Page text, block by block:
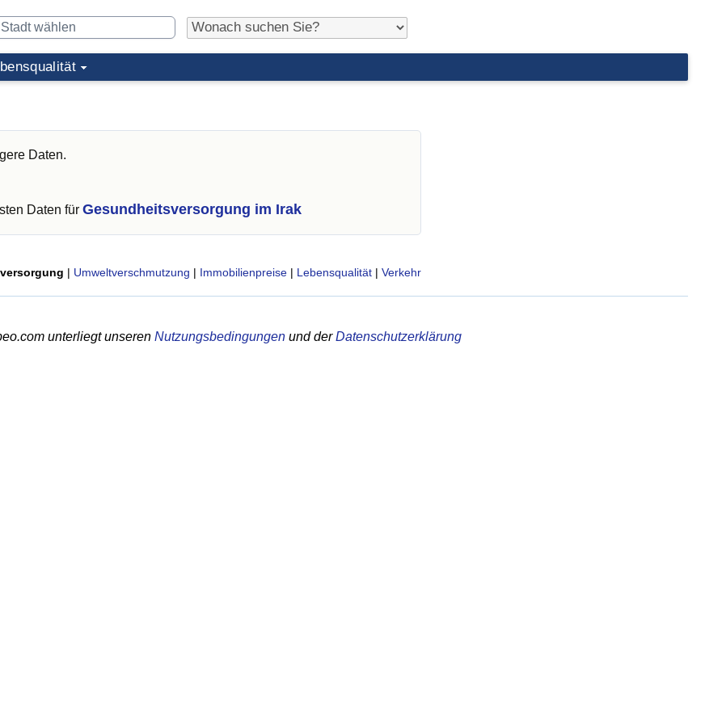
Daten.
Daten für Gesundheitsversorgung im Irak
| Umweltverschmutzung | Immobilienpreise | Lebensqualität | Verkehr
unterliegt unseren Nutzungsbedingungen und derDatenschutzerklärung